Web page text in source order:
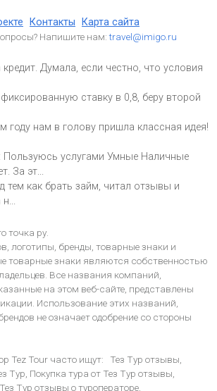
Контакты Карта сайта
Напишите нам:travel@imigo.ru
Думала, если честно, что условия
ставку в 0,8, беру второй
году нам в голову пришла классная идея!
Пользуюсь услугами Умные Наличные
За эт...
тем как брать займ, читал отзывы и
н...
точка ру.
логотипы, бренды, товарные знаки и
товарные знаки являются собственностью
Все названия компаний,
на этом веб-сайте, представлены
Использование этих названий,
не означает одобрение со стороны
Tez Tour часто ищут:
Тез Тур отзывы,
Тур, Покупка тура от Тез Тур отзывы,
Тез Тур отзывы о туроператоре,